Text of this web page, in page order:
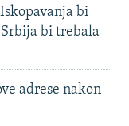
bi
bi trebala
adrese nakon